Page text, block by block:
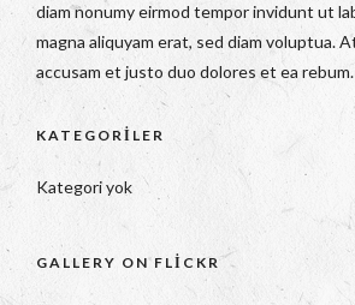
diam nonumy eirmod tempor invidunt ut
magna aliquyam erat, sed diam voluptua.
accusam et justo duo dolores et ea rebum.
KATEGORILER
Kategori yok
GALLERY ON FLICKR